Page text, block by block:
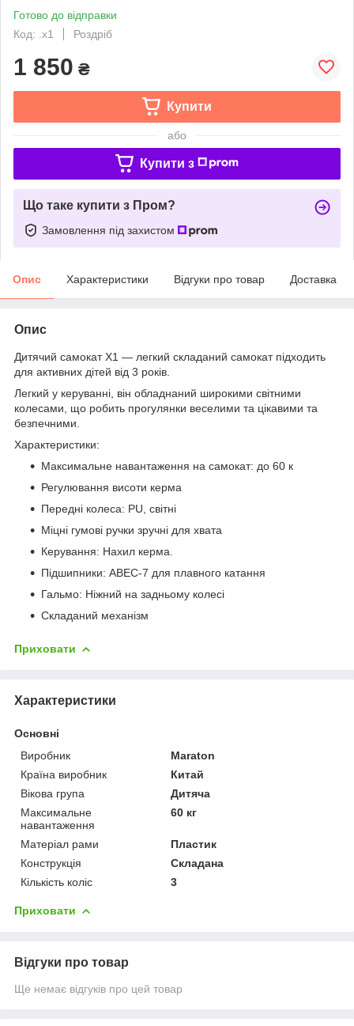
Готово до відправки
Код: .х1
Роздріб
1 850 ₴
Купити
або
Купити з
Що таке купити з Пром?
Замовлення під захистом
Опис Характеристики Відгуки про товар Доставка
Опис
Дитячий самокат X1 — легкий складаний самокат підходить
для активних дітей від 3 років.
Легкий у керуванні, він обладнаний широкими світними
колесами, що робить прогулянки веселими та цікавими та
безпечними.
Характеристики:
Максимальне навантаження на самокат: до 60 к
Регулювання висоти керма
Передні колеса: PU, світні
Міцні гумові ручки зручні для хвата
Керування: Нахил керма.
Підшипники: ABEC-7 для плавного катання
Гальмо: Ніжний на задньому колесі
Складаний механізм
Приховати
Характеристики
Основні
Виробник
Maraton
Країна виробник
Китай
Вікова група
Дитяча
Максимальне
навантаження
60 кг
Матеріал рами
Пластик
Конструкція
Складана
Кількість коліс
3
Приховати
Відгуки про товар
Ще немає відгуків про цей товар